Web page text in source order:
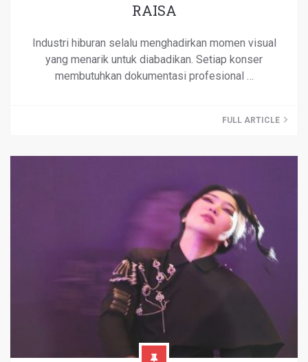
RAISA
Industri hiburan selalu menghadirkan momen visual
yang menarik untuk diabadikan. Setiap konser
membutuhkan dokumentasi profesional …
FULL ARTICLE